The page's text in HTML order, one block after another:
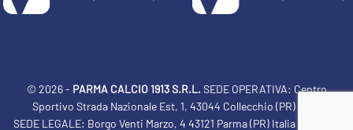
© 2026 - PARMA CALCIO 1913 S.R.L.SEDE OPERATIVA: Centro
Sportivo Strada Nazionale Est, 1, 43044 Collecchio (PR) Italia
SEDE LEGALE: Borgo Venti Marzo, 4 43121 Parma (PR) Italia Tel: 0521
ACCETTA E SALVA